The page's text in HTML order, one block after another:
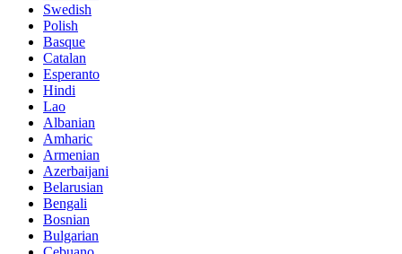
Swedish
Polish
Basque
Catalan
Esperanto
Hindi
Lao
Albanian
Amharic
Armenian
Azerbaijani
Belarusian
Bengali
Bosnian
Bulgarian